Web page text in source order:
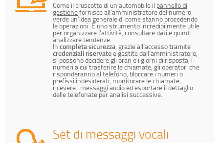
Come il cruscotto di un’automobile il pannello di
gestionefornisce all’amministratore del numero
verde un’idea generale di come stanno procedendo
le operazioni. È uno strumento incredibilmente utile
per organizzare l’attività, consultare dati e quindi
analizzare tendenze.
In completa sicurezza, grazie all’accessotramite
credenziali riservatee gestite dall’amministratore,
si possono decidere gli orari e i giorni di risposta, i
numeri a cui trasferire le chiamate, gli operatori che
risponderanno al telefono, bloccare i numeri o i
prefissi indesiderati, monitorare le chiamate,
ricevere i messaggi audio ed esportare il dettaglio
delle telefonate per analisi successive.
Set di messaggi vocali